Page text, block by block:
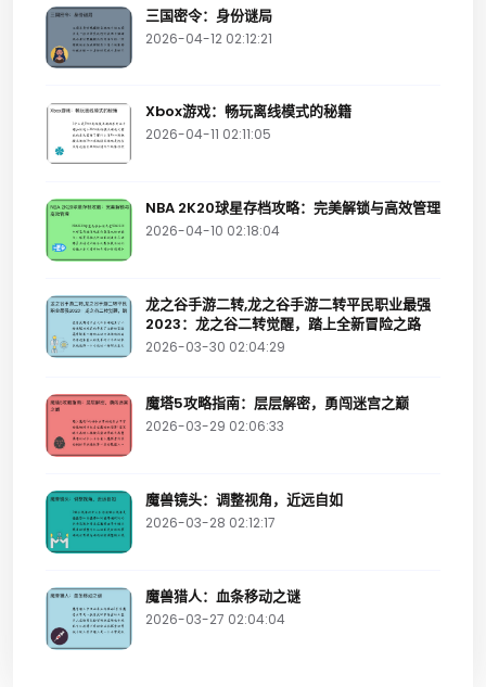
三国密令：身份谜局
2026-04-12 02:12:21
Xbox游戏：畅玩离线模式的秘籍
2026-04-11 02:11:05
NBA 2K20球星存档攻略：完美解锁与高效管理
2026-04-10 02:18:04
龙之谷手游二转,龙之谷手游二转平民职业最强
2023：龙之谷二转觉醒，踏上全新冒险之路
2026-03-30 02:04:29
魔塔5攻略指南：层层解密，勇闯迷宫之巅
2026-03-29 02:06:33
魔兽镜头：调整视角，近远自如
2026-03-28 02:12:17
魔兽猎人：血条移动之谜
2026-03-27 02:04:04